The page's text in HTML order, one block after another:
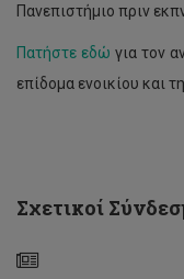
Πανεπιστήμιο πριν
Πατήστε εδώ για τον
επίδομα ενοικίου και
Σχετικοίτο